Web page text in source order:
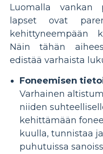
Luomalla vankan
lapset ovat
kehittyneempään
Näin tähän
edistää varhaista
Foneemisen
Varhainen
niiden
kehittämään
kuulla, tunnistaa
puhutuissa